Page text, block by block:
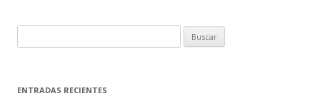
k r
u
c
ENTRADAS RECIENTES